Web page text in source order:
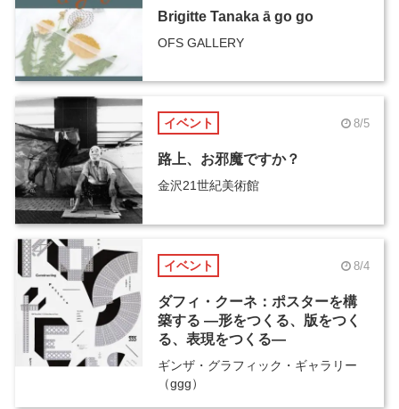
Brigitte Tanaka ā go go
OFS GALLERY
イベント 8/5
路上、お邪魔ですか？
金沢21世紀美術館
イベント 8/4
ダフィ・クーネ：ポスターを構
築する ―形をつくる、版をつく
る、表現をつくる―
ギンザ・グラフィック・ギャラリー
（ggg）